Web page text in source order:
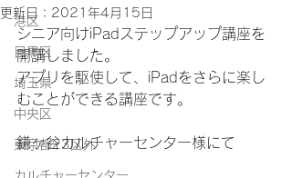
港区
目黒区
埼玉県
中央区
東京都23区外
カルチャーセンター
更新日： 2021年4月15日
シニア向けiPadステップアップ講座を
開講しました。
アプリを駆使して、iPadをさらに楽し
むことができる講座です。
鎌ヶ谷カルチャーセンター様にて